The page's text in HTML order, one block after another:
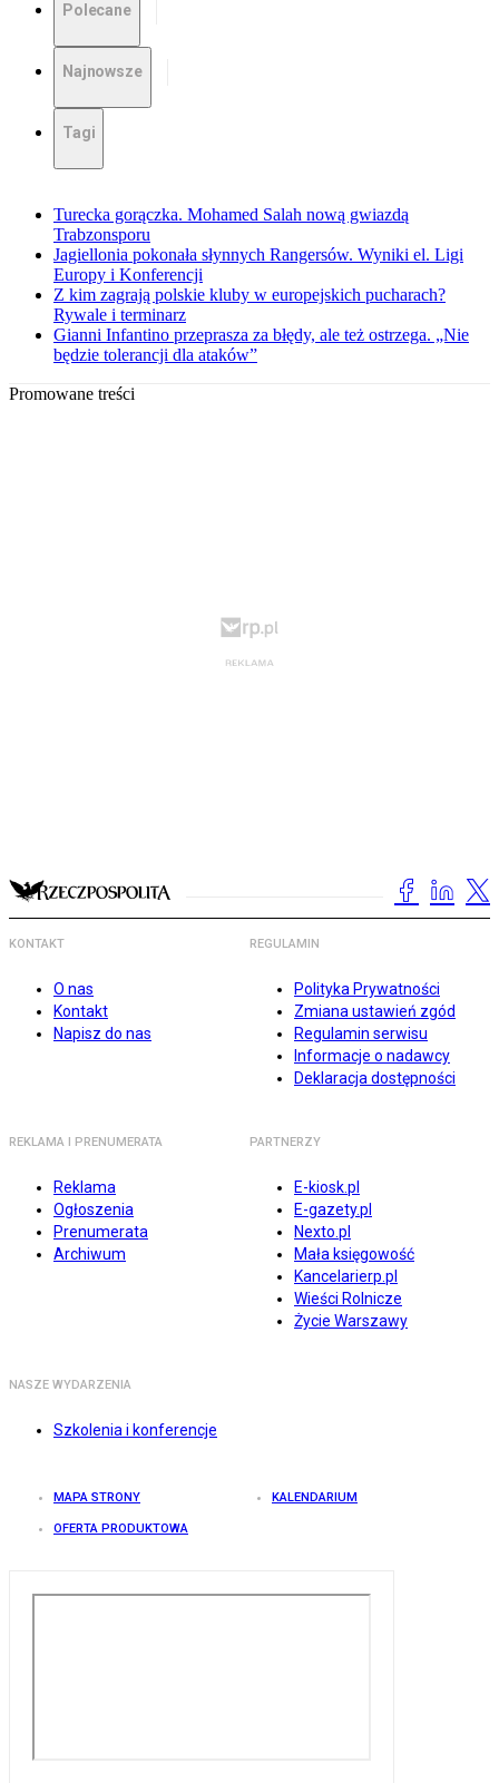
Polecane
Najnowsze
Tagi
Turecka gorączka. Mohamed Salah nową gwiazdą
Trabzonsporu
Jagiellonia pokonała słynnych Rangersów. Wyniki el. Ligi
Europy i Konferencji
Z kim zagrają polskie kluby w europejskich pucharach?
Rywale i terminarz
Gianni Infantino przeprasza za błędy, ale też ostrzega. „Nie
będzie tolerancji dla ataków”
Promowane treści
KONTAKT
O nas
Kontakt
Napisz do nas
REGULAMIN
Polityka Prywatności
Zmiana ustawień zgód
Regulamin serwisu
Informacje o nadawcy
Deklaracja dostępności
REKLAMA I PRENUMERATA
Reklama
Ogłoszenia
Prenumerata
Archiwum
PARTNERZY
E-kiosk.pl
E-gazety.pl
Nexto.pl
Mała księgowość
Kancelarierp.pl
Wieści Rolnicze
Życie Warszawy
NASZE WYDARZENIA
Szkolenia i konferencje
MAPA STRONY KALENDARIUM
OFERTA PRODUKTOWA